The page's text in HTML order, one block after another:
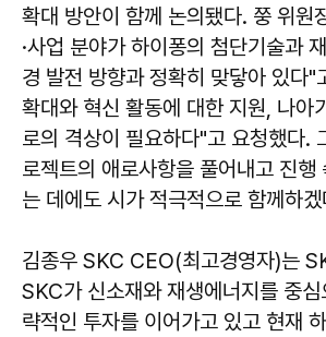
확대 방안이 함께 논의됐다. 쭝 위원
·사업 분야가 하이퐁의 첨단기술과
경 발전 방향과 정확히 맞닿아 있다"
확대와 혁신 활동에 대한 지원, 나아
로의 격상이 필요하다"고 요청했다.
로젝트의 애로사항을 풀어내고 진행
는 데에도 시가 적극적으로 함께하
김종우 SKC CEO(최고경영자)는
SKC가 신소재와 재생에너지를 중심
략적인 투자를 이어가고 있고 현재